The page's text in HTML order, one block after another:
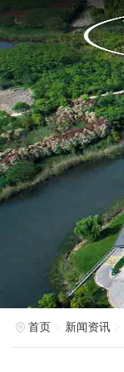
首页 新闻资讯